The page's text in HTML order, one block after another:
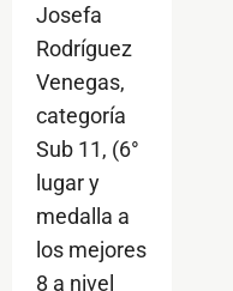
Josefa
Rodríguez
Venegas,
categoría
Sub 11, (6°
lugar y
medalla a
los mejores
8 a nivel